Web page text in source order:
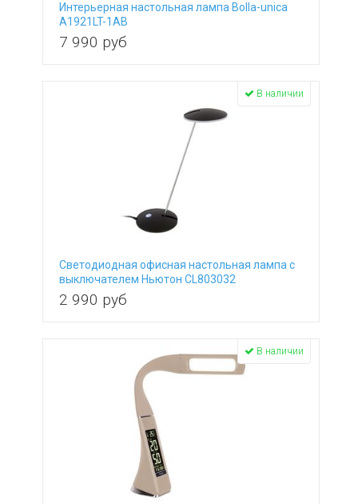
Интерьерная настольная лампа Bolla-unica
A1921LT-1AB
7 990 руб
Светодиодная офисная настольная лампа с
выключателем Ньютон CL803032
2 990 руб
В наличии
В наличии